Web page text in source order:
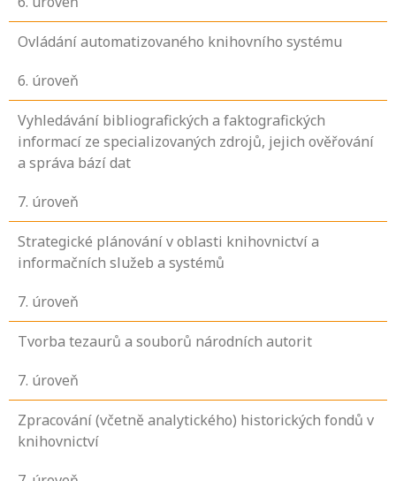
Ovládání automatizovaného knihovního systému
6. úroveň
Vyhledávání bibliografických a faktografických
informací ze specializovaných zdrojů, jejich ověřování
a správa bází dat
7. úroveň
Strategické plánování v oblasti knihovnictví a
informačních služeb a systémů
7. úroveň
Tvorba tezaurů a souborů národních autorit
7. úroveň
Zpracování (včetně analytického) historických fondů v
knihovnictví